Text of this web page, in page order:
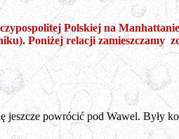
Polskiej na
Poniżej relacji zamieszczamy
powrócić pod Wawel. Były